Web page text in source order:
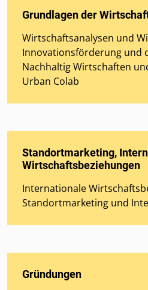
Grundlagen der
Wirtschaftsanalysen und
Innovationsförderung und
Nachhaltig Wirtschaften
Urban Colab
Standortmarketing,
Wirtschaftsbeziehungen
Internationale
Standortmarketing und
Gründungen